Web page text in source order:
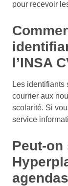
pour recevoir
l’INSA
Les identifiants
courrier aux
scolarité. Si
service
Peut-